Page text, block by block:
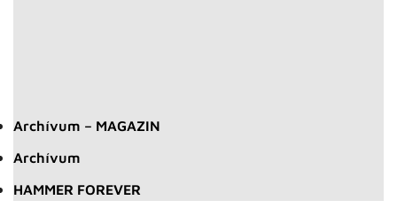
Archívum – MAGAZIN
Archívum
HAMMER FOREVER